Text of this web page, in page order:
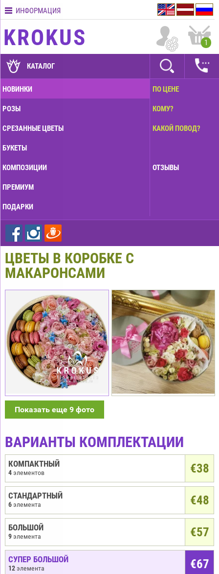
Контакты
Условия
ГАРАНТИИ
Как
оплатить?
Как
заказ?
ИНФОРМАЦИЯ
KROKUS 1
КАТАЛОГ
НОВИНКИ
РОЗЫ
СРЕЗАННЫЕ ЦВЕТЫ
БУКЕТЫ
КОМПОЗИЦИИ
ПРЕМИУМ
ПОДАРКИ
ПО ЦЕНЕ
КОМУ?
КАКОЙ ПОВОД?
ОТЗЫВЫ
ЦВЕТЫ В КОРОБКЕ С
МАКАРOНCАМИ
Показать еще 9 фото
ВАРИАНТЫ КОМПЛЕКТАЦИИ
€38
КОМПАКТНЫЙ
4 элементов
€48
СТАНДАРТНЫЙ
6 элемента
€57
БОЛЬШОЙ
9 элемента
€67
СУПЕР БОЛЬШОЙ
12 элемента